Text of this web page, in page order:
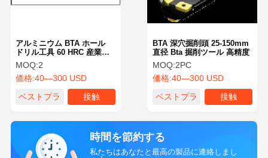
アルミニウム BTA ホール
ドリル工具 60 HRC 産業用
途向け
MOQ:2
価格:40—300 USD
ベストプラ
接触
BTA 深穴掘削頭 25-150mm
直径 Bta 掘削ツール 高精度
MOQ:2PC
価格:40—300 USD
ベストプラ
接触
時間を節約する
私たちはあなたと最高の製品に連絡しまし